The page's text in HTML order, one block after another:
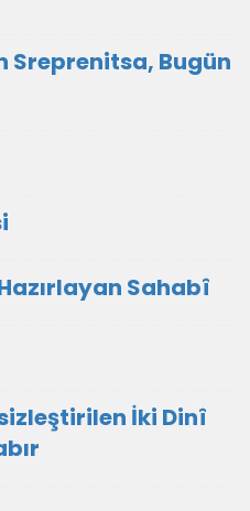
Sreprenitsa, Bugün
Sahabî
İki Dinî